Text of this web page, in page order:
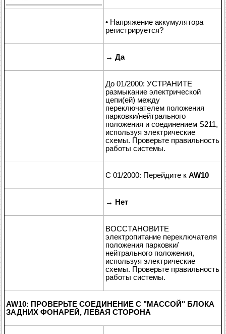
• Напряжение аккумулятора
регистрируется?
→ Да
До 01/2000: УСТРАНИТЕ
размыкание электрической
цепи(ей) между
переключателем положения
парковки/нейтрального
положения и соединением S211,
используя электрические
схемы. Проверьте правильность
работы системы.
С 01/2000: Перейдите к AW10
→ Нет
ВОССТАНОВИТЕ
электропитание переключателя
положения парковки/
нейтрального положения,
используя электрические
схемы. Проверьте правильность
работы системы.
AW10: ПРОВЕРЬТЕ СОЕДИНЕНИЕ С "МАССОЙ" БЛОКА
ЗАДНИХ ФОНАРЕЙ, ЛЕВАЯ СТОРОНА